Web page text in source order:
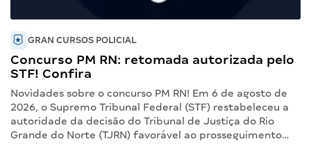
GRAN CURSOS POLICIAL
Concurso PM RN: retomada autorizada pelo
STF! Confira
Novidades sobre o concurso PM RN! Em 6 de agosto de
2026, o Supremo Tribunal Federal (STF) restabeleceu a
autoridade da decisão do Tribunal de Justiça do Rio
Grande do Norte (TJRN) favorável ao prosseguimento…